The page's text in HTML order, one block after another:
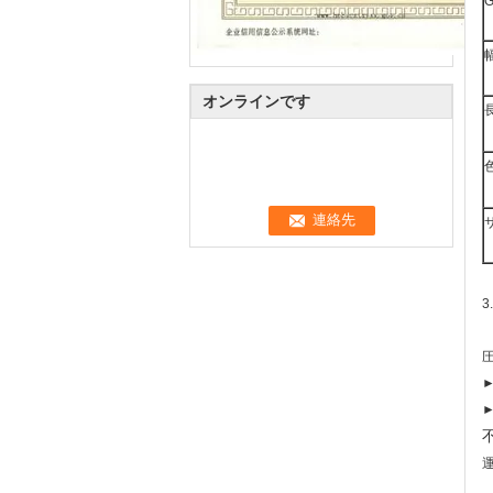
オンラインです